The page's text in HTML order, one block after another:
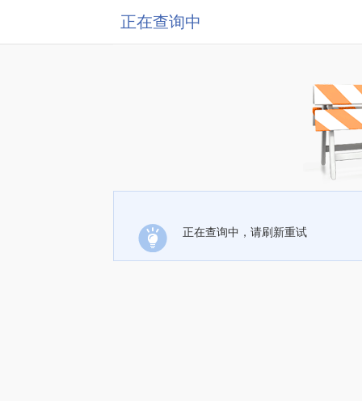
正在查询中
正在查询中，请刷新重试